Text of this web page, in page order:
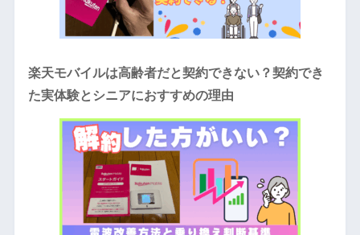
楽天モバイルは高齢者だと契約できない？契約でき
た実体験とシニアにおすすめの理由